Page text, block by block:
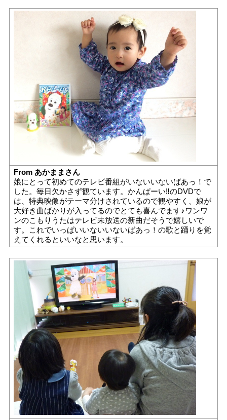
From あかままさん
娘にとって初めてのテレビ番組がいないいないばあっ！で
した。毎日欠かさず観ています。かんぱーい‼︎のDVDで
は、特典映像がテーマ分けされているので観やすく、娘が
大好き曲ばかりが入ってるのでとても喜んでます♪ワンワ
ンのこもりうたはテレビ未放送の新曲だそうで嬉しいで
す。これでいっぱいいないいないばあっ！の歌と踊りを覚
えてくれるといいなと思います。